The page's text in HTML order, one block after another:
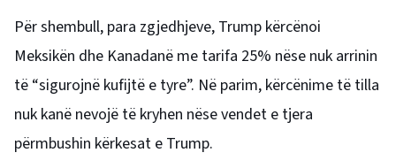
Për shembull, para zgjedhjeve, Trump kërcënoi
Meksikën dhe Kanadanë me tarifa 25% nëse nuk arrinin
të “sigurojnë kufijtë e tyre”. Në parim, kërcënime të tilla
nuk kanë nevojë të kryhen nëse vendet e tjera
përmbushin kërkesat e Trump.